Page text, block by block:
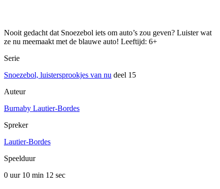
Nooit gedacht dat Snoezebol iets om auto’s zou geven? Luister wat
ze nu meemaakt met de blauwe auto! Leeftijd: 6+
Serie
Snoezebol, luistersprookjes van nu deel 15
Auteur
Burnaby Lautier-Bordes
Spreker
Lautier-Bordes
Speelduur
0 uur 10 min 12 sec